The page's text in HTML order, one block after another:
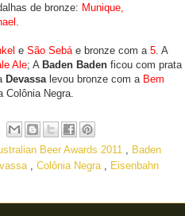
de bronze: Munique,
.
e São Sebáe bronze com a 5. A
Ale; A Baden Baden ficou com prata
Devassa levou bronze com a Bem
Colônia Negra.
Beer Awards 2011 , Baden
, Colônia Negra , Eisenbahn